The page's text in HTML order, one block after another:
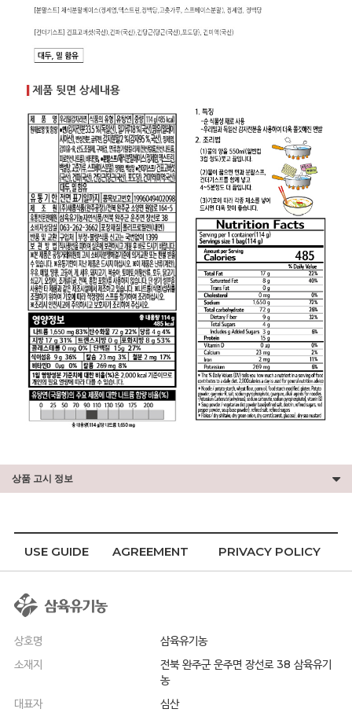
상품 고시 정보
USE GUIDE AGREEMENT PRIVACY POLICY
상호명
삼육유기농
소재지
전북 완주군 운주면 장선로 38 삼육유기
농
대표자
심산